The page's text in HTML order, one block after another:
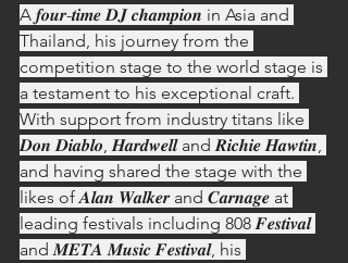
A 𝒇𝒐𝒖𝒓-𝒕𝒊𝒎𝒆 𝑫𝑱 𝒄𝒉𝒂𝒎𝒑𝒊𝒐𝒏 in Asia and
Thailand, his journey from the
competition stage to the world stage is
a testament to his exceptional craft.
With support from industry titans like
𝑫𝒐𝒏 𝑫𝒊𝒂𝒃𝒍𝒐, 𝑯𝒂𝒓𝒅𝒘𝒆𝒍𝒍 and 𝑹𝒊𝒄𝒉𝒊𝒆 𝑯𝒂𝒘𝒕𝒊𝒏,
and having shared the stage with the
likes of 𝑨𝒍𝒂𝒏 𝑾𝒂𝒍𝒌𝒆𝒓 and 𝑪𝒂𝒓𝒏𝒂𝒈𝒆 at
leading festivals including 808 𝑭𝒆𝒔𝒕𝒊𝒗𝒂𝒍
and 𝑴𝑬𝑻𝑨 𝑴𝒖𝒔𝒊𝒄 𝑭𝒆𝒔𝒕𝒊𝒗𝒂𝒍, his